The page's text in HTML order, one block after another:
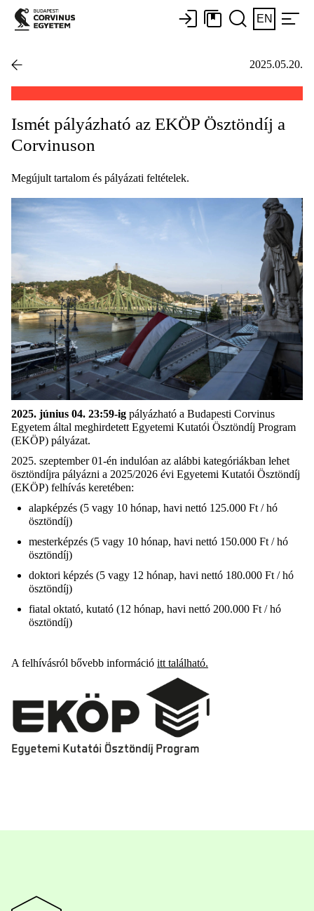
EN
2025.05.20.
Ismét pályázható az EKÖP Ösztöndíj a
Corvinuson
Megújult tartalom és pályázati feltételek.
2025. június 04. 23:59-ig pályázható a Budapesti Corvinus
Egyetem által meghirdetett Egyetemi Kutatói Ösztöndíj Program
(EKÖP) pályázat.
2025. szeptember01-én indulóan az alábbi kategóriákban lehet
ösztöndíjra pályázni a 2025/2026 évi Egyetemi Kutatói Ösztöndíj
(EKÖP) felhívás keretében:
alapképzés (5 vagy 10 hónap, havi nettó 125.000 Ft / hó
ösztöndíj)
mesterképzés (5 vagy 10 hónap, havi nettó 150.000 Ft / hó
ösztöndíj)
doktori képzés (5 vagy 12 hónap, havi nettó 180.000 Ft / hó
ösztöndíj)
fiatal oktató, kutató (12 hónap, havi nettó 200.000 Ft / hó
ösztöndíj)
A felhívásról bővebb információ itt található.